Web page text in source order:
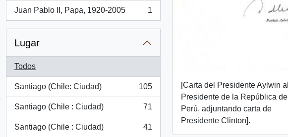
Juan Pablo II, Papa, 1920-2005
, 1 resultados
1
Lugar
Todos
Santiago (Chile: Ciudad)
, 105 resultados
105
Santiago (Chile : Ciudad)
, 71 resultados
71
Santiago (Chile : Ciudad)
, 41 resultados
41
[Carta del Presidente Aylwin al
Presidente de la República del
Perú, adjuntando carta de
Presidente Clinton].